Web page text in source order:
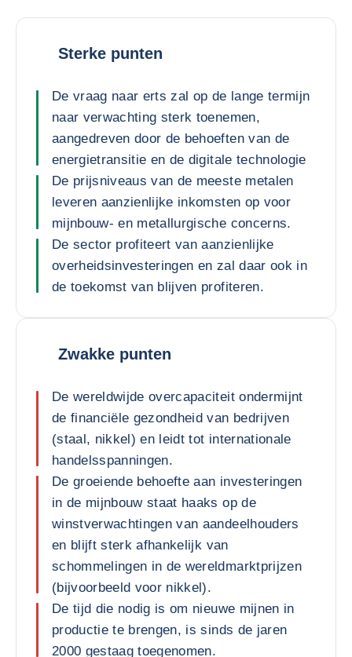
Sterke punten
De vraag naar erts zal op de lange termijn
naar verwachting sterk toenemen,
aangedreven door de behoeften van de
energietransitie en de digitale technologie
De prijsniveaus van de meeste metalen
leveren aanzienlijke inkomsten op voor
mijnbouw- en metallurgische concerns.
De sector profiteert van aanzienlijke
overheidsinvesteringen en zal daar ook in
de toekomst van blijven profiteren.
Zwakke punten
De wereldwijde overcapaciteit ondermijnt
de financiële gezondheid van bedrijven
(staal, nikkel) en leidt tot internationale
handelsspanningen.
De groeiende behoefte aan investeringen
in de mijnbouw staat haaks op de
winstverwachtingen van aandeelhouders
en blijft sterk afhankelijk van
schommelingen in de wereldmarktprijzen
(bijvoorbeeld voor nikkel).
De tijd die nodig is om nieuwe mijnen in
productie te brengen, is sinds de jaren
2000 gestaag toegenomen.